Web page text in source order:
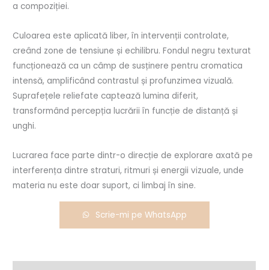
a compoziției.
Culoarea este aplicată liber, în intervenții controlate,
creând zone de tensiune și echilibru. Fondul negru texturat
funcționează ca un câmp de susținere pentru cromatica
intensă, amplificând contrastul și profunzimea vizuală.
Suprafețele reliefate captează lumina diferit,
transformând percepția lucrării în funcție de distanță și
unghi.
Lucrarea face parte dintr-o direcție de explorare axată pe
interferența dintre straturi, ritmuri și energii vizuale, unde
materia nu este doar suport, ci limbaj în sine.
Scrie-mi pe WhatsApp